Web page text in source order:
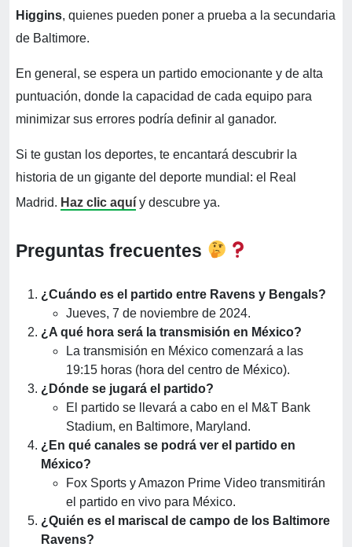
Higgins, quienes pueden poner a prueba a la secundaria
de Baltimore.
En general, se espera un partido emocionante y de alta
puntuación, donde la capacidad de cada equipo para
minimizar sus errores podría definir al ganador.
Si te gustan los deportes, te encantará descubrir la
historia de un gigante del deporte mundial: el Real
Madrid. Haz clic aquí y descubre ya.
Preguntas frecuentes
¿Cuándo es el partido entre Ravens y Bengals?
Jueves, 7 de noviembre de 2024.
¿A qué hora será la transmisión en México?
La transmisión en México comenzará a las
19:15 horas (hora del centro de México).
¿Dónde se jugará el partido?
El partido se llevará a cabo en el M&T Bank
Stadium, en Baltimore, Maryland.
¿En qué canales se podrá ver el partido en
México?
Fox Sports y Amazon Prime Video transmitirán
el partido en vivo para México.
¿Quién es el mariscal de campo de los Baltimore
Ravens?